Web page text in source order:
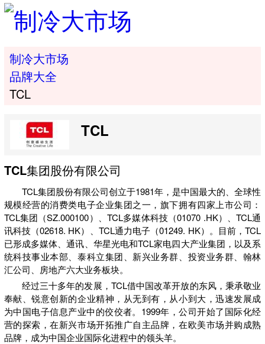
制冷大市场
品牌大全
TCL
TCL
TCL集团股份有限公司
TCL集团股份有限公司创立于1981年，是中国最大的、全球性
规模经营的消费类电子企业集团之一，旗下拥有四家上市公司：
TCL集团（SZ.000100）、TCL多媒体科技（01070 .HK）、TCL通
讯科技（02618. HK）、TCL通力电子（01249. HK）。目前，TCL
已形成多媒体、通讯、华星光电和TCL家电四大产业集团，以及系
统科技事业本部、泰科立集团、新兴业务群、投资业务群、翰林
汇公司、房地产六大业务板块。
经过三十多年的发展，TCL借中国改革开放的东风，秉承敬业
奉献、锐意创新的企业精神，从无到有，从小到大，迅速发展成
为中国电子信息产业中的佼佼者。1999年，公司开始了国际化经
营的探索，在新兴市场开拓推广自主品牌，在欧美市场并购成熟
品牌，成为中国企业国际化进程中的领头羊。